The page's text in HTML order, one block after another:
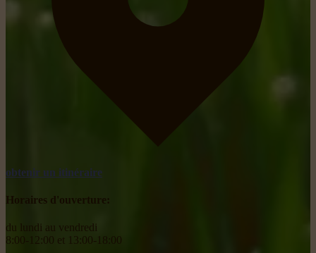
obtenir un itinéraire
Horaires d'ouverture:
du lundi au vendredi
8:00-12:00 et 13:00-18:00